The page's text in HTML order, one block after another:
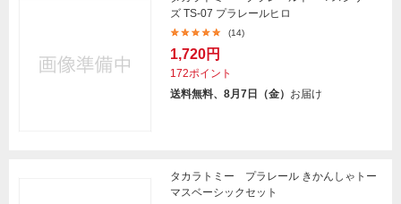
ズ TS-07 プラレールヒロ
(14)
1,720円
172ポイント
送料無料、8月7日（金） お届け
タカラトミー プラレール きかんしゃトー
マスベーシックセット